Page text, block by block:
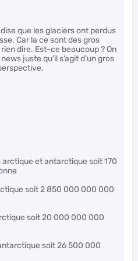
que les glaciers ont perdus
Car la ce sont des gros
dire. Est-ce beaucoup ? On
juste qu’il s’agit d’un gros
et antarctique soit 170
soit 2 850 000 000 000
soit 20 000 000 000
soit 26 500 000